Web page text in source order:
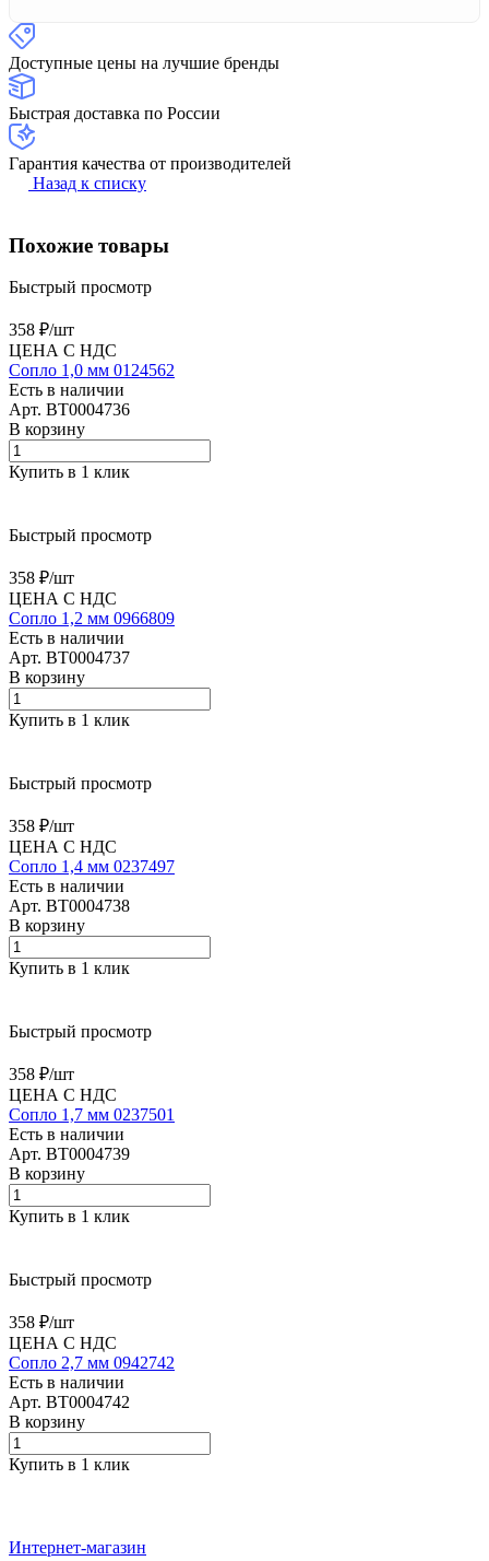
Доступные цены на лучшие бренды
Быстрая доставка по России
Гарантия качества от производителей
Назад к списку
Похожие товары
Быстрый просмотр
358 ₽/шт
ЦЕНА С НДС
Сопло 1,0 мм 0124562
Есть в наличии
Арт. BT0004736
В корзину
Купить в 1 клик
Быстрый просмотр
358 ₽/шт
ЦЕНА С НДС
Сопло 1,2 мм 0966809
Есть в наличии
Арт. BT0004737
В корзину
Купить в 1 клик
Быстрый просмотр
358 ₽/шт
ЦЕНА С НДС
Сопло 1,4 мм 0237497
Есть в наличии
Арт. BT0004738
В корзину
Купить в 1 клик
Быстрый просмотр
358 ₽/шт
ЦЕНА С НДС
Сопло 1,7 мм 0237501
Есть в наличии
Арт. BT0004739
В корзину
Купить в 1 клик
Быстрый просмотр
358 ₽/шт
ЦЕНА С НДС
Сопло 2,7 мм 0942742
Есть в наличии
Арт. BT0004742
В корзину
Купить в 1 клик
Интернет-магазин